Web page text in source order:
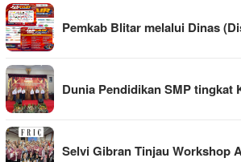
Pemkab Blitar melalui Dinas
Dunia Pendidikan SMP tingkat
Selvi Gibran Tinjau Workshop